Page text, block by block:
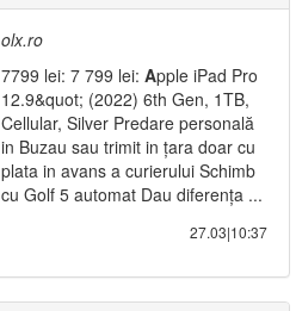
olx.ro
7799 lei: 7 799 lei: Apple iPad Pro
12.9&quot; (2022) 6th Gen, 1TB,
Cellular, Silver Predare personală
in Buzau sau trimit in țara doar cu
plata in avans a curierului Schimb
cu Golf 5 automat Dau diferența ...
27.03|10:37